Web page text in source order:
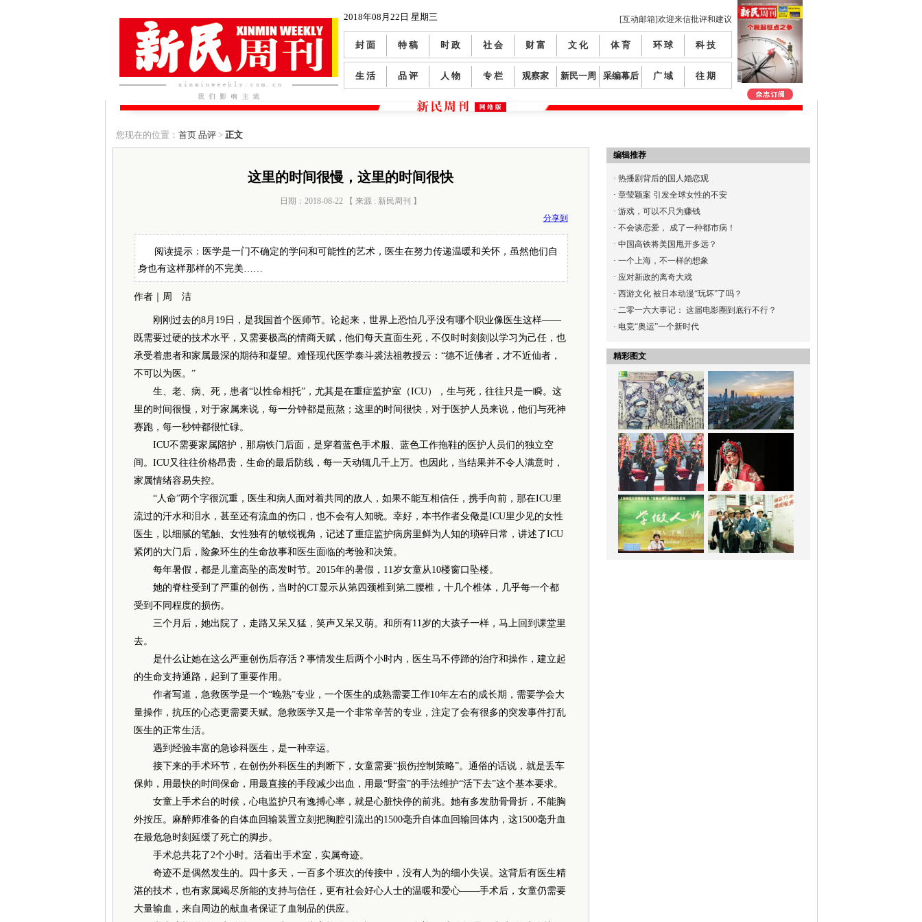
2018年08月22日 星期三 [互动邮箱]欢迎来信批评和建议
封 面 特 稿 时 政 社 会 财 富 文 化 体 育 环 球 科 技
生 活 品 评 人 物 专 栏 观察家 新民一周 采编幕后 广 域 往 期
您现在的位置： 首页 品评> 正文
这里的时间很慢，这里的时间很快
日期：2018-08-22 【 来源 : 新民周刊 】
分享到
阅读提示：医学是一门不确定的学问和可能性的艺术，医生在努力传递温暖和关怀，虽然他们自
身也有这样那样的不完美……
作者｜周 洁
刚刚过去的8月19日，是我国首个医师节。论起来，世界上恐怕几乎没有哪个职业像医生这样——
既需要过硬的技术水平，又需要极高的情商天赋，他们每天直面生死，不仅时时刻刻以学习为己任，也
承受着患者和家属最深的期待和凝望。难怪现代医学泰斗裘法祖教授云：“德不近佛者，才不近仙者，
不可以为医。”
生、老、病、死，患者“以性命相托”，尤其是在重症监护室（ICU），生与死，往往只是一瞬。这
里的时间很慢，对于家属来说，每一分钟都是煎熬；这里的时间很快，对于医护人员来说，他们与死神
赛跑，每一秒钟都很忙碌。
ICU不需要家属陪护，那扇铁门后面，是穿着蓝色手术服、蓝色工作拖鞋的医护人员们的独立空
间。ICU又往往价格昂贵，生命的最后防线，每一天动辄几千上万。也因此，当结果并不令人满意时，
家属情绪容易失控。
“人命”两个字很沉重，医生和病人面对着共同的敌人，如果不能互相信任，携手向前，那在ICU里
流过的汗水和泪水，甚至还有流血的伤口，也不会有人知晓。幸好，本书作者殳儆是ICU里少见的女性
医生，以细腻的笔触、女性独有的敏锐视角，记述了重症监护病房里鲜为人知的琐碎日常，讲述了ICU
紧闭的大门后，险象环生的生命故事和医生面临的考验和决策。
每年暑假，都是儿童高坠的高发时节。2015年的暑假，11岁女童从10楼窗口坠楼。
她的脊柱受到了严重的创伤，当时的CT显示从第四颈椎到第二腰椎，十几个椎体，几乎每一个都
受到不同程度的损伤。
三个月后，她出院了，走路又呆又猛，笑声又呆又萌。和所有11岁的大孩子一样，马上回到课堂里
去。
是什么让她在这么严重创伤后存活？事情发生后两个小时内，医生马不停蹄的治疗和操作，建立起
的生命支持通路，起到了重要作用。
作者写道，急救医学是一个“晚熟”专业，一个医生的成熟需要工作10年左右的成长期，需要学会大
量操作，抗压的心态更需要天赋。急救医学又是一个非常辛苦的专业，注定了会有很多的突发事件打乱
医生的正常生活。
遇到经验丰富的急诊科医生，是一种幸运。
接下来的手术环节，在创伤外科医生的判断下，女童需要“损伤控制策略”。通俗的话说，就是丢车
保帅，用最快的时间保命，用最直接的手段减少出血，用最“野蛮”的手法维护“活下去”这个基本要求。
女童上手术台的时候，心电监护只有逸搏心率，就是心脏快停的前兆。她有多发肋骨骨折，不能胸
外按压。麻醉师准备的自体血回输装置立刻把胸腔引流出的1500毫升自体血回输回体内，这1500毫升血
在最危急时刻延缓了死亡的脚步。
手术总共花了2个小时。活着出手术室，实属奇迹。
奇迹不是偶然发生的。四十多天，一百多个班次的传接中，没有人为的细小失误。这背后有医生精
湛的技术，也有家属竭尽所能的支持与信任，更有社会好心人士的温暖和爱心——手术后，女童仍需要
大量输血，来自周边的献血者保证了血制品的供应。
编辑推荐
· 热播剧背后的国人婚恋观
· 章莹颖案 引发全球女性的不安
· 游戏，可以不只为赚钱
· 不会谈恋爱， 成了一种都市病！
· 中国高铁将美国甩开多远？
· 一个上海，不一样的想象
· 应对新政的离奇大戏
· 西游文化 被日本动漫“玩坏”了吗？
· 二零一六大事记： 这届电影圈到底行不行？
· 电竞“奥运”一个新时代
精彩图文